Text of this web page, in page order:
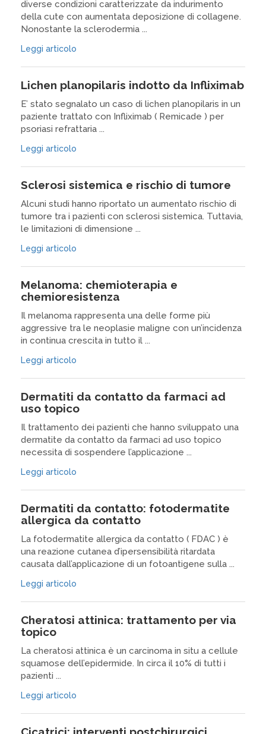
diverse condizioni caratterizzate da indurimento
della cute con aumentata deposizione di collagene.
Nonostante la sclerodermia ...
Leggi articolo
Lichen planopilaris indotto da Infliximab
E’ stato segnalato un caso di lichen planopilaris in un
paziente trattato con Infliximab ( Remicade ) per
psoriasi refrattaria ...
Leggi articolo
Sclerosi sistemica e rischio di tumore
Alcuni studi hanno riportato un aumentato rischio di
tumore tra i pazienti con sclerosi sistemica. Tuttavia,
le limitazioni di dimensione ...
Leggi articolo
Melanoma: chemioterapia e
chemioresistenza
Il melanoma rappresenta una delle forme più
aggressive tra le neoplasie maligne con un’incidenza
in continua crescita in tutto il ...
Leggi articolo
Dermatiti da contatto da farmaci ad
uso topico
Il trattamento dei pazienti che hanno sviluppato una
dermatite da contatto da farmaci ad uso topico
necessita di sospendere l’applicazione ...
Leggi articolo
Dermatiti da contatto: fotodermatite
allergica da contatto
La fotodermatite allergica da contatto ( FDAC ) è
una reazione cutanea d’ipersensibilità ritardata
causata dall’applicazione di un fotoantigene sulla ...
Leggi articolo
Cheratosi attinica: trattamento per via
topico
La cheratosi attinica è un carcinoma in situ a cellule
squamose dell’epidermide. In circa il 10% di tutti i
pazienti ...
Leggi articolo